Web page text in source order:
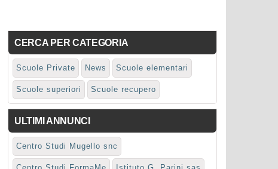
CERCA PER CATEGORIA
Scuole Private News Scuole elementari
Scuole superiori Scuole recupero
ULTIMI ANNUNCI
Centro Studi Mugello snc